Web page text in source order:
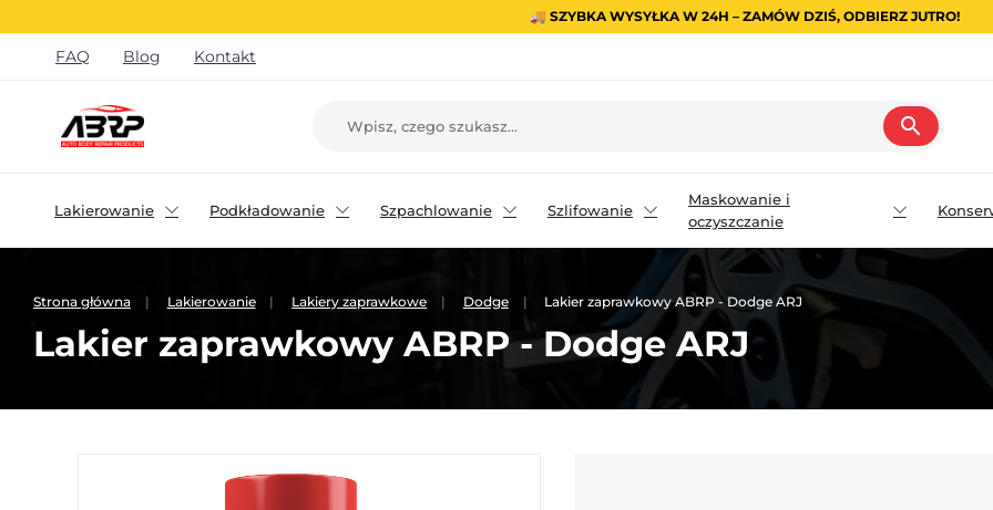
🚚 SZYBKA WYSYŁKA W 24H – ZAMÓW DZIŚ, ODBIERZ JUTRO!
FAQ Blog Kontakt
search
Lakierowanie Podkładowanie Szpachlowanie Szlifowanie
Maskowanie i
oczyszczanie
Strona główna Lakierowanie Lakiery zaprawkowe Dodge Lakier zaprawkowy ABRP - Dodge ARJ
Lakier zaprawkowy ABRP - Dodge ARJ